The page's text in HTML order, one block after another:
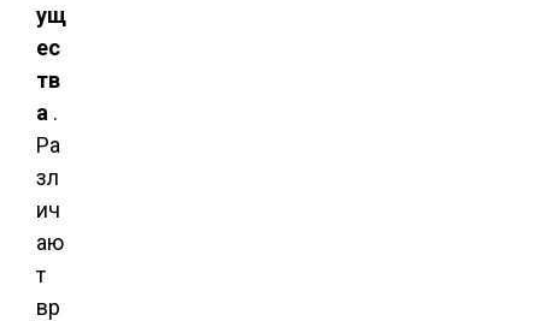
ущ
ес
тв
а .
Ра
зл
ич
аю
т
вр